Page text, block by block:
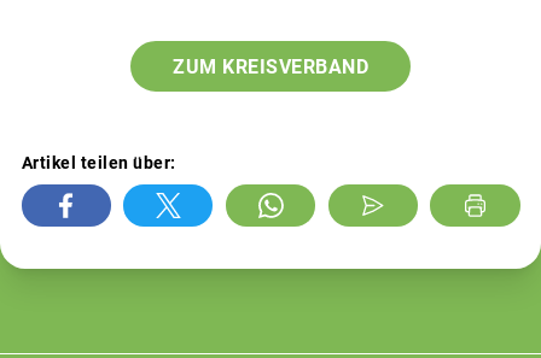
ZUM KREISVERBAND
Artikel teilen über: